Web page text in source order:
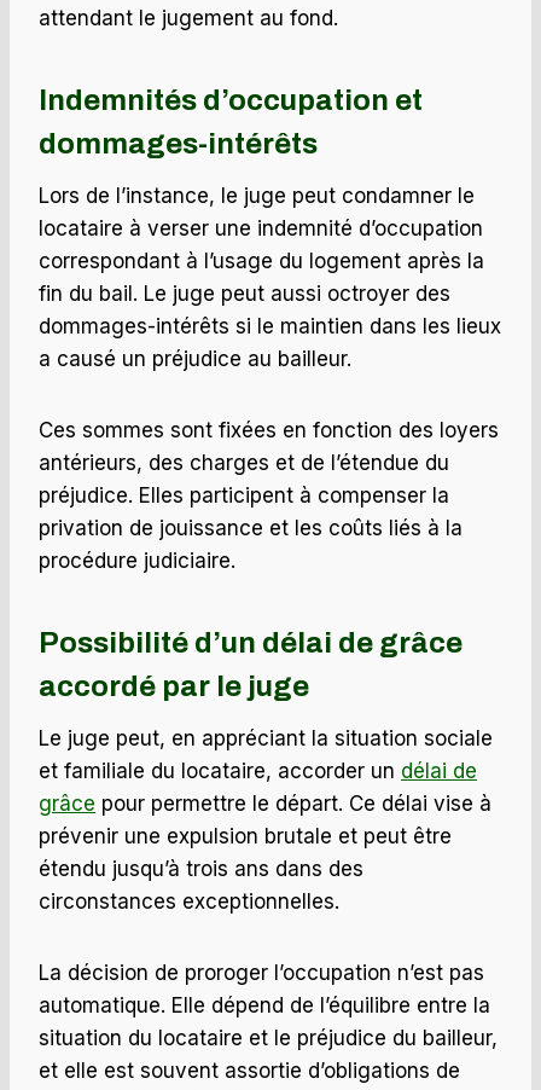
attendant le jugement au fond.
Indemnités d’occupation et
dommages-intérêts
Lors de l’instance, le juge peut condamner le
locataire à verser une indemnité d’occupation
correspondant à l’usage du logement après la
fin du bail. Le juge peut aussi octroyer des
dommages-intérêts si le maintien dans les lieux
a causé un préjudice au bailleur.
Ces sommes sont fixées en fonction des loyers
antérieurs, des charges et de l’étendue du
préjudice. Elles participent à compenser la
privation de jouissance et les coûts liés à la
procédure judiciaire.
Possibilité d’un délai de grâce
accordé par le juge
Le juge peut, en appréciant la situation sociale
et familiale du locataire, accorder un délai de
grâce pour permettre le départ. Ce délai vise à
prévenir une expulsion brutale et peut être
étendu jusqu’à trois ans dans des
circonstances exceptionnelles.
La décision de proroger l’occupation n’est pas
automatique. Elle dépend de l’équilibre entre la
situation du locataire et le préjudice du bailleur,
et elle est souvent assortie d’obligations de